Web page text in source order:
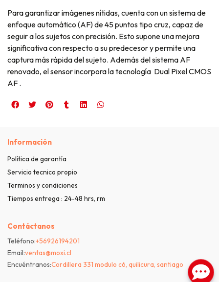
Para garantizar imágenes nítidas, cuenta con un sistema de
enfoque automático (AF) de 45 puntos tipo cruz, capaz de
seguir a los sujetos con precisión. Esto supone una mejora
significativa con respecto a su predecesor y permite una
captura más rápida del sujeto. Además del sistema AF
renovado, el sensor incorpora la tecnología Dual Pixel CMOS
AF .
Información
Política de garantía
Servicio tecnico propio
Terminos y condiciones
Tiempos entrega : 24-48 hrs, rm
Contáctanos
Teléfono:+56926194201
Email:ventas@moxi.cl
Encuéntranos:Cordillera 331 modulo c6, quilicura, santiago